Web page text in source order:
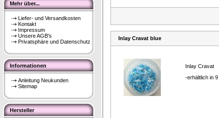
Mehr über...
Liefer- und Versandkosten
Kontakt
Impressum
Unsere AGB's
Privatsphäre und Datenschutz
Informationen
Anleitung Neukunden
Sitemap
Hersteller
Inlay Cravat blue
Inlay Cravat
-erhältlich in